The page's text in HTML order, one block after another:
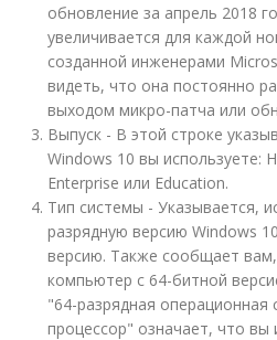
обновление за апрель 2018
увеличивается для каждой
созданной инженерами
видеть, что она постоянно
выходом микро-патча или
Выпуск - В этой строке
Windows 10 вы используете:
Enterprise или Education.
Тип системы - Указывается,
разрядную версию Windows
версию. Также сообщает
компьютер с 64-битной
"64-разрядная операционная
процессор" означает, что вы